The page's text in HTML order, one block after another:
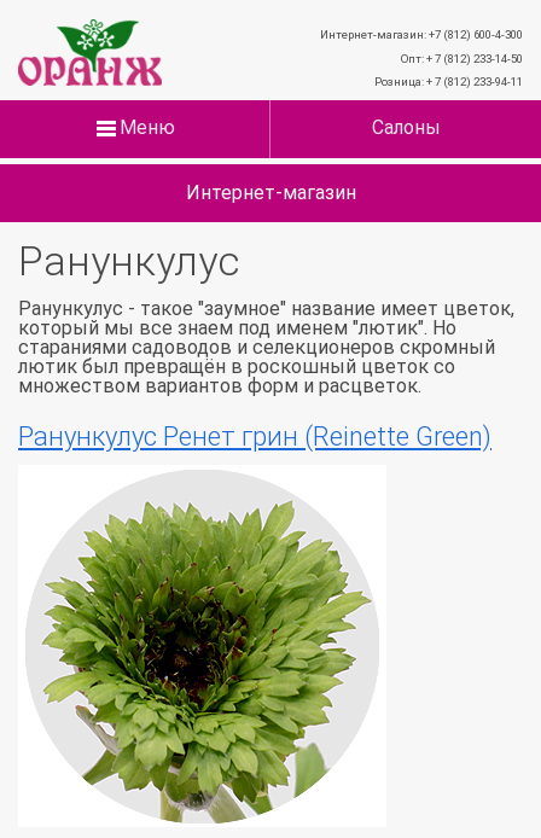
Интернет-магазин: +7 (812) 600-4-300
Опт: + 7 (812) 233-14-50
Розница: + 7 (812) 233-94-11
Меню Салоны
Интернет-магазин
Ранункулус
Ранункулус - такое "заумное" название имеет цветок,
который мы все знаем под именем "лютик". Но
стараниями садоводов и селекционеров скромный
лютик был превращён в роскошный цветок со
множеством вариантов форм и расцветок.
Ранункулус Ренет грин (Reinette Green)